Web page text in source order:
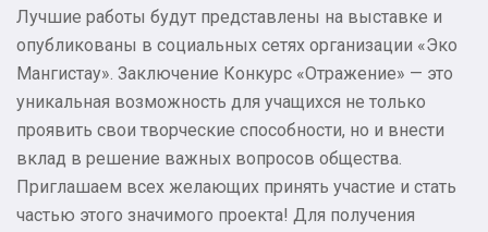
Лучшие работы будут представлены на выставке и
опубликованы в социальных сетях организации «Эко
Мангистау». Заключение Конкурс «Отражение» — это
уникальная возможность для учащихся не только
проявить свои творческие способности, но и внести
вклад в решение важных вопросов общества.
Приглашаем всех желающих принять участие и стать
частью этого значимого проекта! Для получения